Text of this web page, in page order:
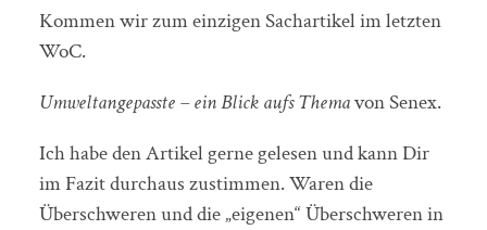
Kommen wir zum einzigen Sachartikel im letzten
WoC.
Umweltangepasste – ein Blick aufs Themavon Senex.
Ich habe den Artikel gerne gelesen und kann Dir
im Fazit durchaus zustimmen. Waren die
Überschweren und die „eigenen“ Überschweren in